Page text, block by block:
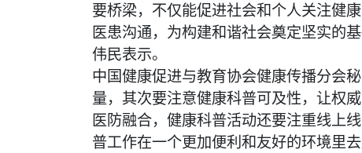
要桥梁，不仅能促进社会和个人关注健
医患沟通，为构建和谐社会奠定坚实的
伟民表示。
中国健康促进与教育协会健康传播分会
量，其次要注意健康科普可及性，让权
医防融合，健康科普活动还要注重线上
普工作在一个更加便利和友好的环境里